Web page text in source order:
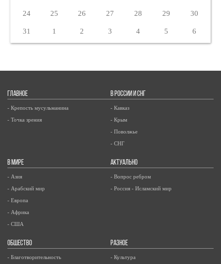
24 25 26 27 28 29 30
31 1 2 3 4 5 6
ГЛАВНОЕ
- Крепость мусульманина
- Точка зрения
В РОССИИ И СНГ
- Кавказ
- Крым
- Поволжье
- СНГ
В МИРЕ
- Азия
- Арабский мир
- Европа
- Африка
- США
АКТУАЛЬНО
- Вопрос ребром
- Россия - Исламский мир
ОБЩЕСТВО
- Благотворительность
РАЗНОЕ
- Культура